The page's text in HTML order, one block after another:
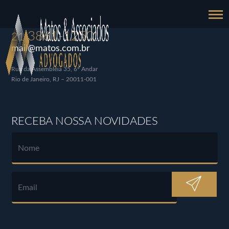
213861-1250
mail@matos.com.br
Rua da Assembléia 35, 6º Andar
Rio de Janeiro, RJ – 20011-001
RECEBA NOSSA NOVIDADES